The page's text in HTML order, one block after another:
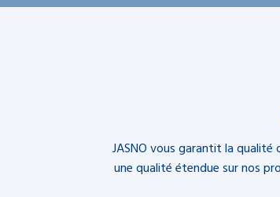
JASNO vous garantit la
une qualité étendue sur nos